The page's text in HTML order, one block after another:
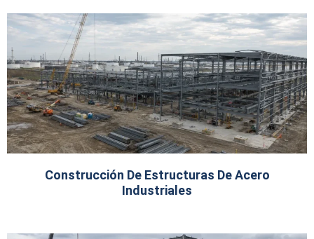
Construcción De Estructuras De Acero
Industriales